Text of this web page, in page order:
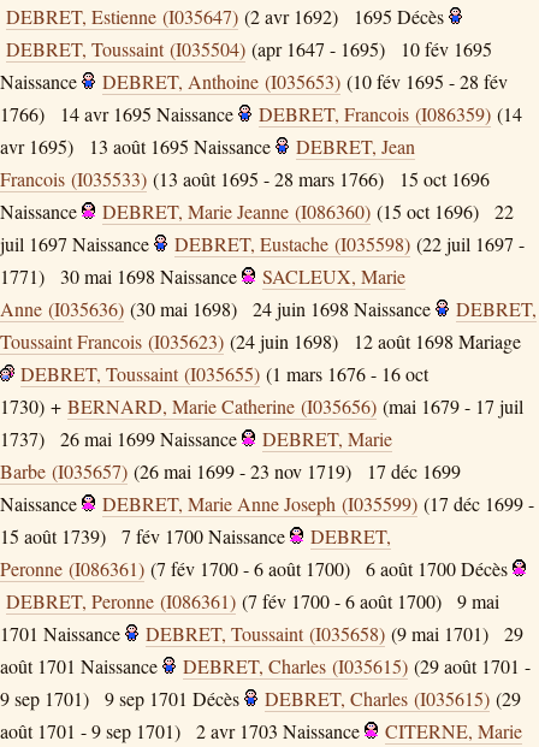
DEBRET, Estienne (I035647) (2 avr 1692) 1695 Décès
DEBRET, Toussaint (I035504) (apr 1647 - 1695)
10 fév 1695
Naissance
DEBRET, Anthoine (I035653) (10 fév 1695 - 28 fév
1766)
14 avr 1695 Naissance DEBRET, Francois (I086359) (14
avr 1695)
13 août 1695 Naissance
DEBRET, Jean
Francois (I035533) (13 août 1695 - 28 mars 1766)
15 oct 1696
Naissance
DEBRET, Marie Jeanne (I086360) (15 oct 1696)
22
juil 1697 Naissance DEBRET, Eustache (I035598) (22 juil 1697 -
1771)
30 mai 1698 Naissance
SACLEUX, Marie
Anne (I035636) (30 mai 1698) 24 juin 1698 Naissance
DEBRET,
Toussaint Francois (I035623) (24 juin 1698) 12 août 1698 Mariage
DEBRET, Toussaint (I035655) (1 mars 1676 - 16 oct
1730) + BERNARD, Marie Catherine (I035656) (mai 1679 - 17 juil
1737)
26 mai 1699Naissance
DEBRET, Marie
Barbe (I035657) (26 mai 1699 - 23 nov 1719)
17 déc 1699
Naissance
DEBRET, Marie Anne Joseph (I035599) (17 déc 1699 -
15 août 1739)
7 fév 1700Naissance
DEBRET,
Peronne (I086361) (7 fév 1700 - 6 août 1700) 6 août 1700Décès
DEBRET, Peronne (I086361) (7 fév 1700 - 6 août 1700)
9 mai
1701 Naissance DEBRET, Toussaint (I035658) (9 mai 1701)
29
août 1701 Naissance DEBRET, Charles (I035615) (29 août 1701 -
9 sep 1701)
9 sep 1701 Décès DEBRET, Charles (I035615) (29
août 1701 - 9 sep 1701)
2 avr 1703 Naissance
CITERNE, Marie